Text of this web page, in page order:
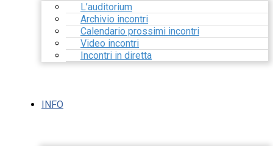
L’auditorium
Archivio incontri
Calendario prossimi incontri
Video incontri
Incontri in diretta
INFO